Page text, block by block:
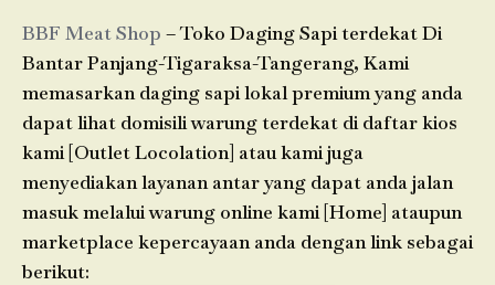
BBF Meat Shop – Toko Daging Sapi terdekat Di
Bantar Panjang-Tigaraksa-Tangerang, Kami
memasarkan daging sapi lokal premium yang anda
dapat lihat domisili warung terdekat di daftar kios
kami [Outlet Locolation] atau kami juga
menyediakan layanan antar yang dapat anda jalan
masuk melalui warung online kami [Home] ataupun
marketplace kepercayaan anda dengan link sebagai
berikut: